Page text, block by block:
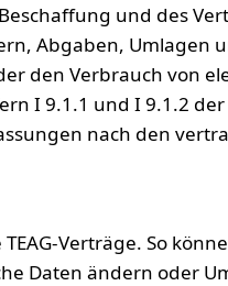
und des
Abgaben, Umlagen
den Verbrauch von
I 9.1.1 und I 9.1.2
nach den
Verträge. So
Daten ändern oder